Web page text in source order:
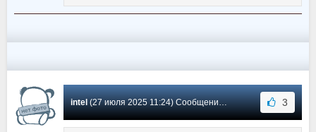
intel (27 июля 2025 11:24) Сообщение #3689 3